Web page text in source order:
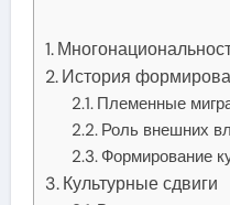
История
Племенные
Роль внешних
Формирование
Культурные сдвиги